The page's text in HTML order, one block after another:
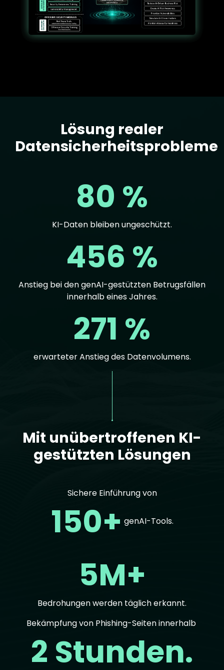
Lösung realer
Datensicherheitsprobleme
80 %
KI-Daten bleiben ungeschützt.
456 %
Anstieg bei den genAI-gestützten Betrugsfällen
innerhalb eines Jahres.
271 %
erwarteter Anstieg des Datenvolumens.
Mit unübertroffenen KI-
gestützten Lösungen
Sichere Einführung von
150+ genAI-Tools.
5M+
Bedrohungen werden täglich erkannt.
Bekämpfung von Phishing-Seiten innerhalb
2 Stunden.